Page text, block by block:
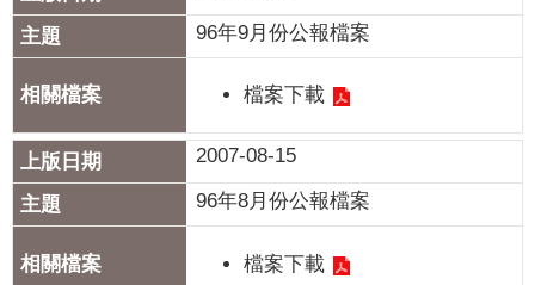
資
訊
開
抗
旱
節
專
96年9月份公報檔案
檔案下載
2007-08-15
96年8月份公報檔案
檔案下載